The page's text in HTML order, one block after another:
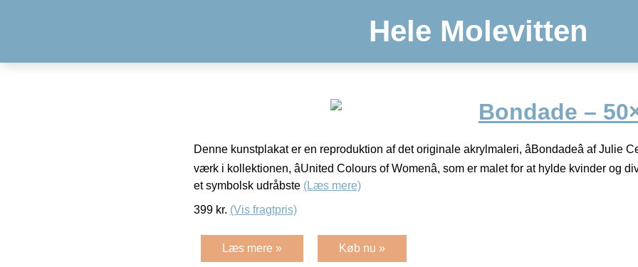
Hele Molevitten
Bondade –
Denne kunstplakat er en reproduktion af det originale akrylmaleri, âBondadeâ af Julie
værk i kollektionen, âUnited Colours of Womenâ, som er malet for at hylde kvinder og
et symbolsk udråbste (Læs mere)
399 kr. (Vis fragtpris)
Læs mere » Køb nu »